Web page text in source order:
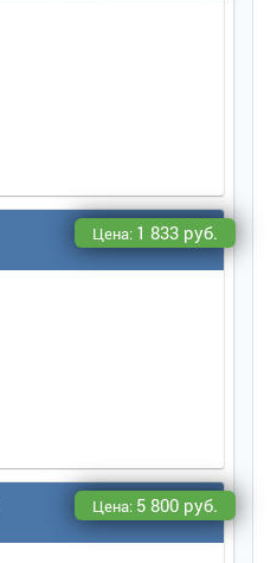
Цена: 1 833 руб.
Цена: 5 800 руб.